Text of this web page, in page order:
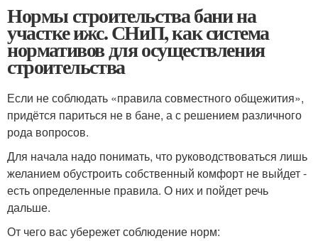
Нормы строительства бани на
участке ижс. СНиП, как система
нормативов для осуществления
строительства
Если не соблюдать «правила совместного общежития»,
придётся париться не в бане, а с решением различного
рода вопросов.
Для начала надо понимать, что руководствоваться лишь
желанием обустроить собственный комфорт не выйдет -
есть определенные правила. О них и пойдет речь
дальше.
От чего вас убережет соблюдение норм: